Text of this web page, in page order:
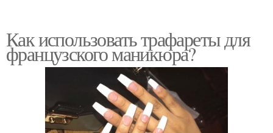
Как использовать трафареты для
французского маникюра?